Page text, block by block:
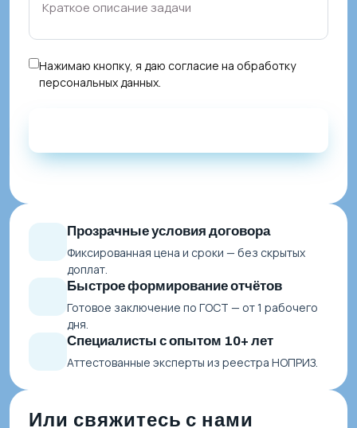
Нажимаю кнопку, я даю согласие на обработку
персональных данных.
Прозрачные условия договора
Фиксированная цена и сроки — без скрытых
доплат.
Быстрое формирование отчётов
Готовое заключение по ГОСТ — от 1 рабочего
дня.
Специалисты с опытом 10+ лет
Аттестованные эксперты из реестра НОПРИЗ.
Или свяжитесь с нами